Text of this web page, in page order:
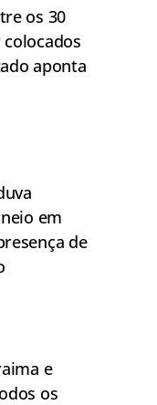
os 30
aponta
em
de
e
os